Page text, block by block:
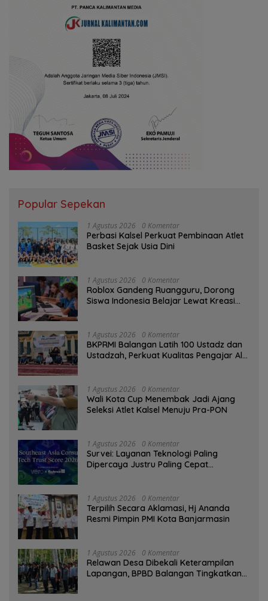
Popular Sepekan
1 Agustus 2026 0 Komentar
Perbasi Kalsel Perkuat Pembinaan Atlet
Basket Sejak Usia Dini
1 Agustus 2026 0 Komentar
Roblox Gandeng Ruangguru, Dorong
Siswa Indonesia Belajar Lewat Kreasi
1 Agustus 2026 0 Komentar
BKPRMI Balangan Latih 100 Ustadz dan
Ustadzah, Perkuat Kualitas Pengajar Al-
1 Agustus 2026 0 Komentar
Wali Kota Cup Menembak Jadi Ajang
Seleksi Atlet Kalsel Menuju Pra-PON
1 Agustus 2026 0 Komentar
Survei: Layanan Teknologi Paling
Dipercaya Justru Paling Cepat
1 Agustus 2026 0 Komentar
‎Terpilih Secara Aklamasi, Hj Ananda
Resmi Pimpin PMI Kota Banjarmasin
1 Agustus 2026 0 Komentar
Relawan Desa Dibekali Keterampilan
Lapangan, BPBD Balangan Tingkatkan